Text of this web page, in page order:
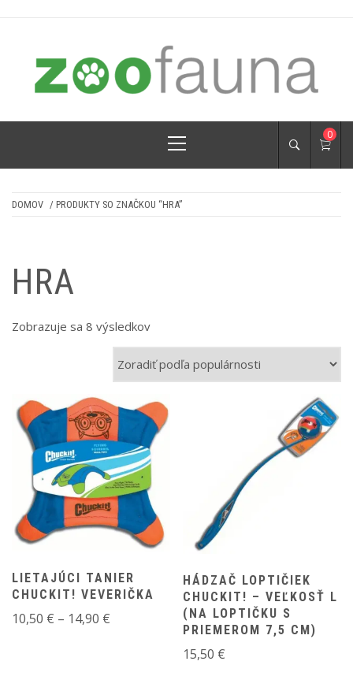
ZOOFAUNA.SK
Menu
0
DOMOV / PRODUKTY SO ZNAČKOU “HRA”
HRA
Zobrazuje sa 8 výsledkovZoradené
popularity
LIETAJÚCI TANIER
CHUCKIT! VEVERIČKA
10,50 € – 14,90 €
HÁDZAČ LOPTIČIEK
CHUCKIT! – VEĽKOSŤ L
(NA LOPTIČKU S
PRIEMEROM 7,5 CM)
15,50 €